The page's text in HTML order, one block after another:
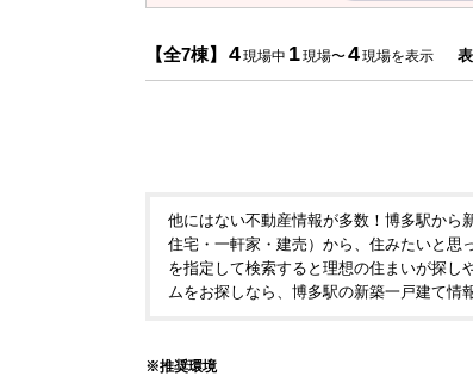
【全7棟】 4現場中 1現場〜4現場を表示
他にはない不動産情報が多数！博多駅から
住宅・一軒家・建売）から、住みたいと思
を指定して検索すると理想の住まいが探し
ムをお探しなら、博多駅の新築一戸建て情
※推奨環境